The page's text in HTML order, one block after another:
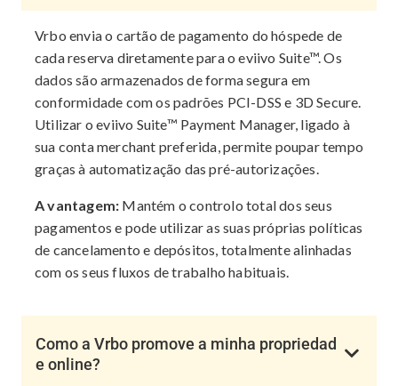
Vrbo envia o cartão de pagamento do hóspede de
cada reserva diretamente para o eviivo Suite™. Os
dados são armazenados de forma segura em
conformidade com os padrões PCI-DSS e 3D Secure.
Utilizar o eviivo Suite™ Payment Manager, ligado à
sua conta merchant preferida, permite poupar tempo
graças à automatização das pré-autorizações.
A vantagem: Mantém o controlo total dos seus
pagamentos e pode utilizar as suas próprias políticas
de cancelamento e depósitos, totalmente alinhadas
com os seus fluxos de trabalho habituais.
Como a Vrbo promove a minha propriedad
e online?